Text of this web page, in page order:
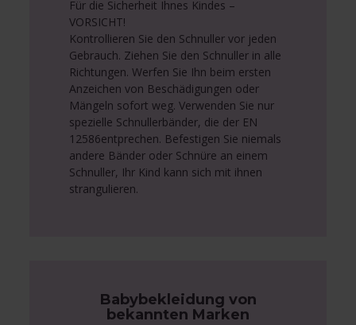
Für die Sicherheit Ihnes Kindes –
VORSICHT!
Kontrollieren Sie den Schnuller vor jeden
Gebrauch. Ziehen Sie den Schnuller in alle
Richtungen. Werfen Sie Ihn beim ersten
Anzeichen von Beschädigungen oder
Mängeln sofort weg. Verwenden Sie nur
spezielle Schnullerbänder, die der EN
12586entprechen. Befestigen Sie niemals
andere Bänder oder Schnüre an einem
Schnuller, Ihr Kind kann sich mit ihnen
strangulieren.
Babybekleidung von
bekannten Marken